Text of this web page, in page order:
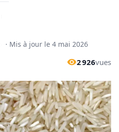
· Mis à jour le 4 mai 2026
2 926vues